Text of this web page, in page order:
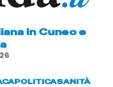
in Cuneo e
POLITICASANITÀ